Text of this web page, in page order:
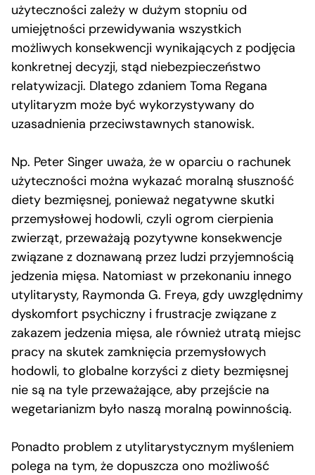
użyteczności zależy w dużym stopniu od
umiejętności przewidywania wszystkich
możliwych konsekwencji wynikających z podjęcia
konkretnej decyzji, stąd niebezpieczeństwo
relatywizacji. Dlatego zdaniem Toma Regana
utylitaryzm może być wykorzystywany do
uzasadnienia przeciwstawnych stanowisk.
Np. Peter Singer uważa, że w oparciu o rachunek
użyteczności można wykazać moralną słuszność
diety bezmięsnej, ponieważ negatywne skutki
przemysłowej hodowli, czyli ogrom cierpienia
zwierząt, przeważają pozytywne konsekwencje
związane z doznawaną przez ludzi przyjemnością
jedzenia mięsa. Natomiast w przekonaniu innego
utylitarysty, Raymonda G. Freya, gdy uwzględnimy
dyskomfort psychiczny i frustracje związane z
zakazem jedzenia mięsa, ale również utratą miejsc
pracy na skutek zamknięcia przemysłowych
hodowli, to globalne korzyści z diety bezmięsnej
nie są na tyle przeważające, aby przejście na
wegetarianizm było naszą moralną powinnością.
Ponadto problem z utylitarystycznym myśleniem
polega na tym, że dopuszcza ono możliwość